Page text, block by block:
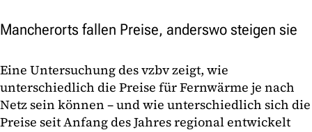
Mancherorts fallen Preise, anderswo steigen sie
Eine Untersuchung des vzbv zeigt, wie
unterschiedlich die Preise für Fernwärme je nach
Netz sein können – und wie unterschiedlich sich die
Preise seit Anfang des Jahres regional entwickelt